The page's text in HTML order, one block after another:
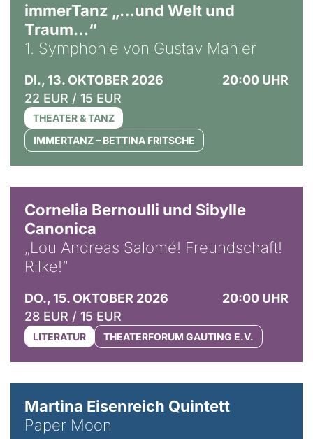
immerTanz „…und Welt und
Traum…“
1. Symphonie von Gustav Mahler
DI., 13. OKTOBER 2026
20:00 UHR
22 EUR / 15 EUR
THEATER & TANZ
IMMERTANZ – BETTINA FRITSCHE
Cornelia Bernoulli und Sibylle
Canonica
„Lou Andreas Salomé! Freundschaft!
Rilke!“
DO., 15. OKTOBER 2026
20:00 UHR
28 EUR / 15 EUR
LITERATUR THEATERFORUM GAUTING E.V.
Martina Eisenreich Quintett
Paper Moon